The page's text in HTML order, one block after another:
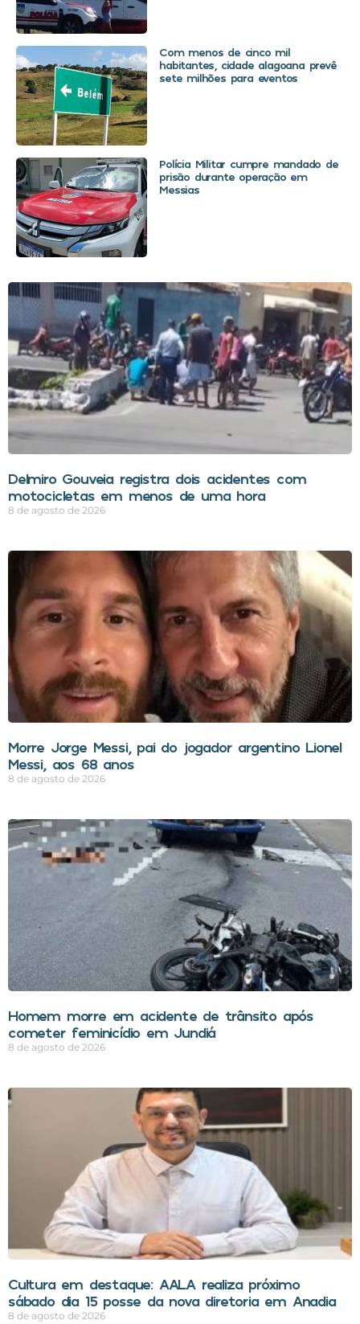
Com menos de cinco mil
habitantes, cidade alagoana prevê
sete milhões para eventos
Polícia Militar cumpre mandado de
prisão durante operação em
Messias
Delmiro Gouveia registra dois acidentes com
motocicletas em menos de uma hora
8 de agosto de 2026
Morre Jorge Messi, pai do jogador argentino Lionel
Messi, aos 68 anos
8 de agosto de 2026
Homem morre em acidente de trânsito após
cometer feminicídio em Jundiá
8 de agosto de 2026
Cultura em destaque: AALA realiza próximo
sábado dia 15 posse da nova diretoria em Anadia
8 de agosto de 2026